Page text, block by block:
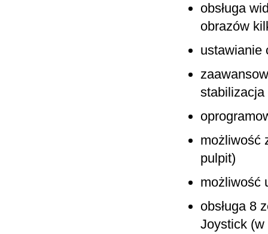
obsługa
obrazów
ustawianie
stabilizacja
możliwość
pulpit)
możliwość
obsługa 8
Joystick (w